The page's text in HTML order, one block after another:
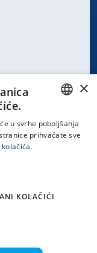
CROATIAN
×
u svrhe poboljšanja
prihvaćate sve
KOLAČIĆI